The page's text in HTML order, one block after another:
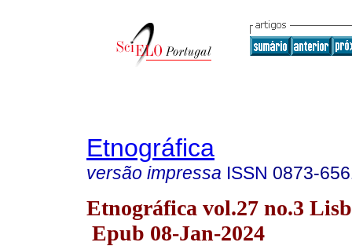
Etnográfica
versão impressa ISSN 0873-
Etnográfica vol.27 no.3
Epub 08-Jan-2024